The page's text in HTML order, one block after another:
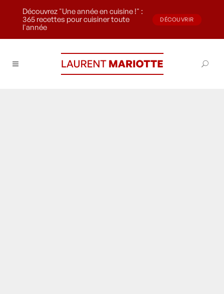
Découvrez "Une année en cuisine !" :
365 recettes pour cuisiner toute
l'année
DÉCOUVRIR